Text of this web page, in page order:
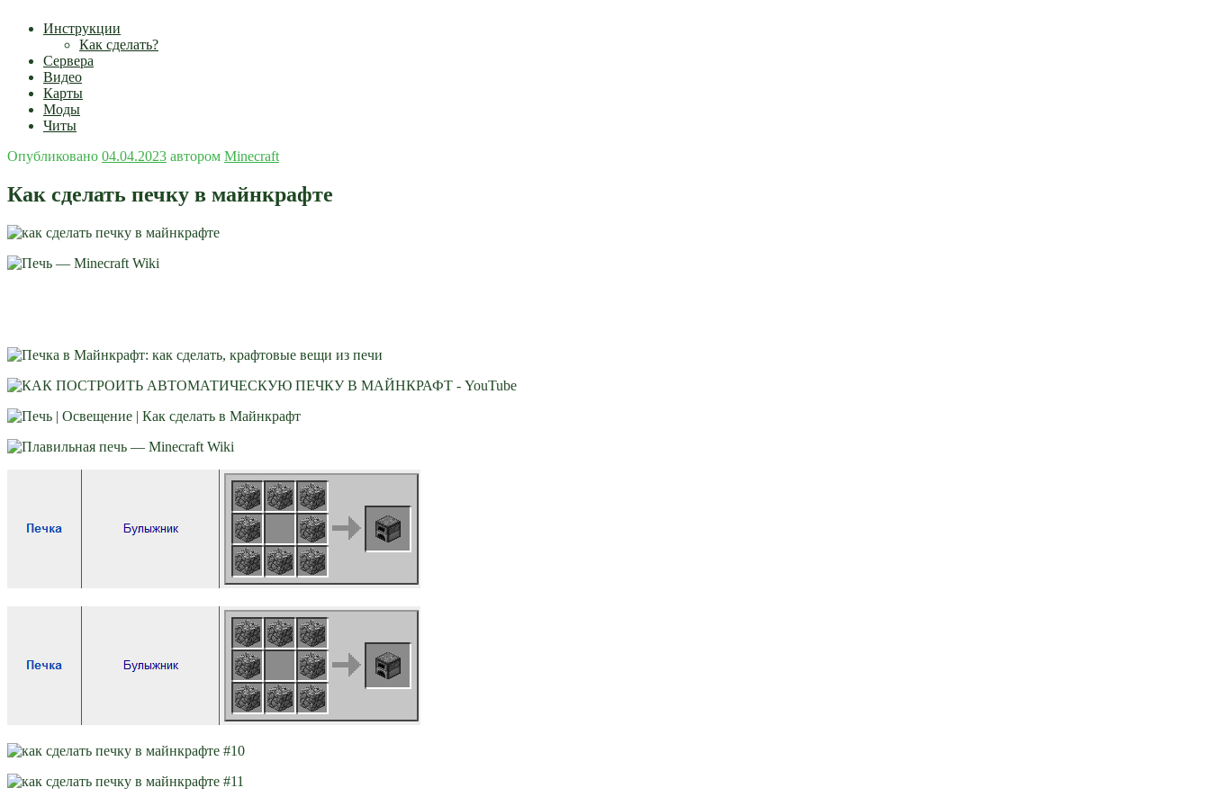
Инструкции
Как сделать?
Сервера
Видео
Карты
Моды
Читы
Опубликовано 04.04.2023 автором Minecraft
Как сделать печку в майнкрафте